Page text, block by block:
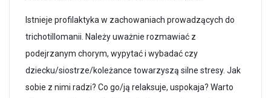
Istnieje profilaktyka w zachowaniach prowadzących do
trichotillomanii. Należy uważnie rozmawiać z
podejrzanym chorym, wypytać i wybadać czy
dziecku/siostrze/koleżance towarzyszą silne stresy. Jak
sobie z nimi radzi? Co go/ją relaksuje, uspokaja? Warto